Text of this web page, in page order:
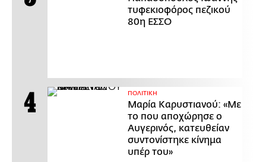
τυφεκιοφόρος πεζικού
80η ΕΣΣΟ
ΠΟΛΙΤΙΚΗ
Μαρία Καρυστιανού: «Με
το που αποχώρησε ο
Αυγερινός, κατευθείαν
συντονίστηκε κίνημα
υπέρ του»